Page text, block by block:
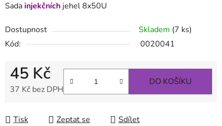
Sadainjekčních jehel 8x50U
Dostupnost Skladem (7 ks)
Kód:
0020041
45 Kč
37 Kč bez DPH
DO KOŠÍKU
Tisk Zeptat se Sdílet